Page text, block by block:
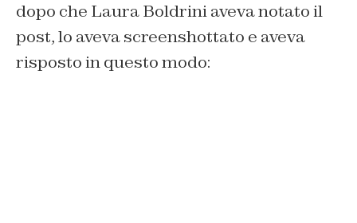
dopo che Laura Boldrini aveva notato il
post, lo aveva screenshottato e aveva
risposto in questo modo: